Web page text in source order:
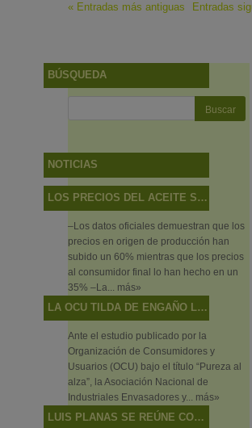
« Entradas más antiguas Entradas
BÚSQUEDA
NOTICIAS
LOS PRECIOS DEL ACEITE SUBEN MÁS EN EL CAMPO QUE EN LAS TIENDAS
–Los datos oficiales demuestran que los
precios en origen de producción han
subido un 60% mientras que los precios
al consumidor final lo han hecho en un
35% –La... más»
LA OCU TILDA DE ENGAÑO LO QUE SON DISCREPANCIAS DE SABOR
Ante el estudio publicado por la
Organización de Consumidores y
Usuarios (OCU) bajo el título “Pureza al
alza”, la Asociación Nacional de
Industriales Envasadores y... más»
LUIS PLANAS SE REÚNE CON EL DIRECTOR EJECUTIVO DEL CONSEJO OLEÍCOLA INTERNACIONAL